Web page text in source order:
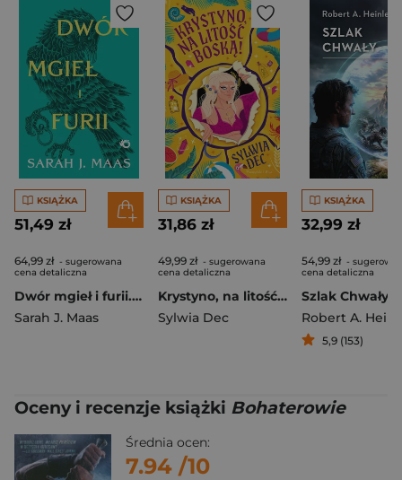
KSIĄŻKA
51,49 zł
64,99 zł - sugerowana
cena detaliczna
Dwór mgieł i furii. Dwór cierni i róż. Tom 2 wyd. 2026
Sarah J. Maas
KSIĄŻKA
31,86 zł
49,99 zł - sugerowana
cena detaliczna
Krystyno, na litość boską!
Sylwia Dec
KSIĄŻKA
32,99 zł
54,99 zł -
cena detaliczna
Szlak Chwały
Robert A.
5,9 (153)
Oceny i recenzje książki Bohaterowie
Średnia ocen:
7.94 /10